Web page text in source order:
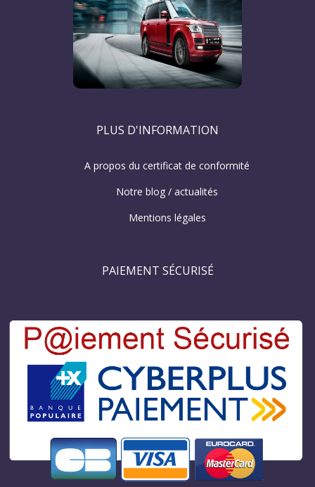
PLUS D'INFORMATION
A propos du certificat de conformité
Notre blog / actualités
Mentions légales
PAIEMENT SÉCURISÉ